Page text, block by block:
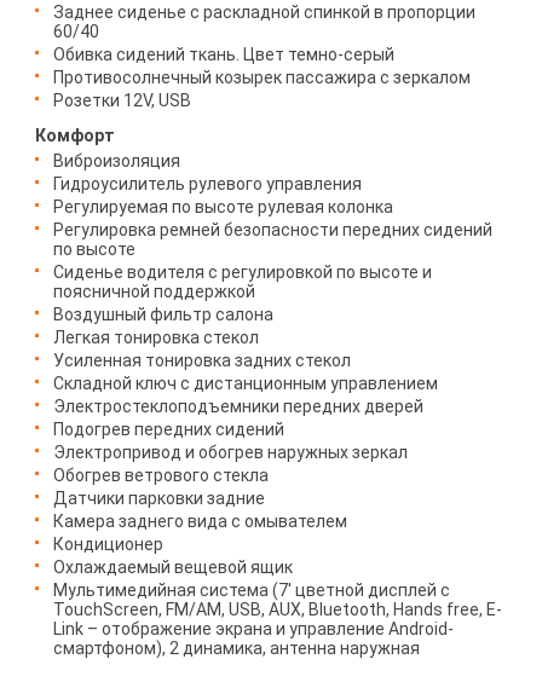
Заднее сиденье с раскладной спинкой в пропорции
60/40
Обивка сидений ткань. Цвет темно-серый
Противосолнечный козырек пассажира с зеркалом
Розетки 12V, USB
Комфорт
Виброизоляция
Гидроусилитель рулевого управления
Регулируемая по высоте рулевая колонка
Регулировка ремней безопасности передних сидений
по высоте
Сиденье водителя с регулировкой по высоте и
поясничной поддержкой
Воздушный фильтр салона
Легкая тонировка стекол
Усиленная тонировка задних стекол
Складной ключ с дистанционным управлением
Электростеклоподъемники передних дверей
Подогрев передних сидений
Электропривод и обогрев наружных зеркал
Обогрев ветрового стекла
Датчики парковки задние
Камера заднего вида с омывателем
Кондиционер
Охлаждаемый вещевой ящик
Мультимедийная система (7' цветной дисплей с
TouchScreen, FM/AM, USB, AUX, Bluetooth, Hands free, E-
Link – отображение экрана и управление Android-
смартфоном), 2 динамика, антенна наружная